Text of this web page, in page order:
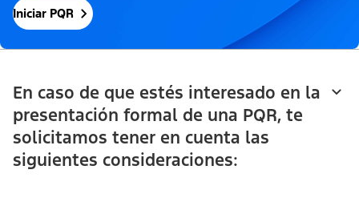
Iniciar PQR
En caso de que estés interesado en la
presentación formal de una PQR, te
solicitamos tener en cuenta las
siguientes consideraciones: